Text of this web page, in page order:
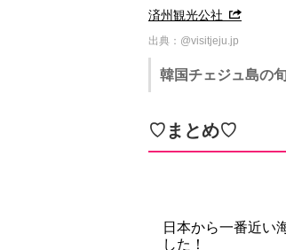
済州観光公社
出典：@visitjeju.jp
韓国チェジュ島の
♡まとめ♡
日本から一番近い
した！